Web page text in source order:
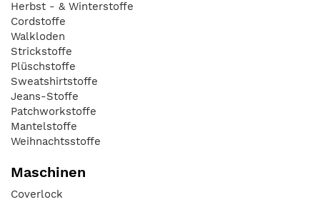
Herbst - & Winterstoffe
Cordstoffe
Walkloden
Strickstoffe
Plüschstoffe
Sweatshirtstoffe
Jeans-Stoffe
Patchworkstoffe
Mantelstoffe
Weihnachtsstoffe
Maschinen
Coverlock